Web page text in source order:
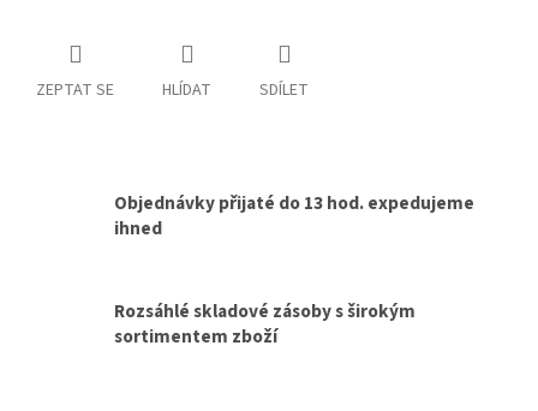
ZEPTAT SE HLÍDAT SDÍLET
Objednávky přijaté do 13 hod. expedujeme
ihned
Rozsáhlé skladové zásoby s širokým
sortimentem zboží